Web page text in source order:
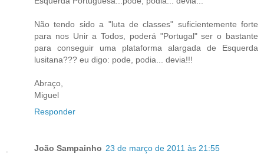
Não tendo sido a "luta de classes" suficientemente forte
para nos Unir a Todos, poderá "Portugal" ser o bastante
para conseguir uma plataforma alargada de Esquerda
lusitana??? eu digo: pode, podia... devia!!!
Abraço,
Miguel
Responder
João Sampainho 23 de março de 2011 às 21:55